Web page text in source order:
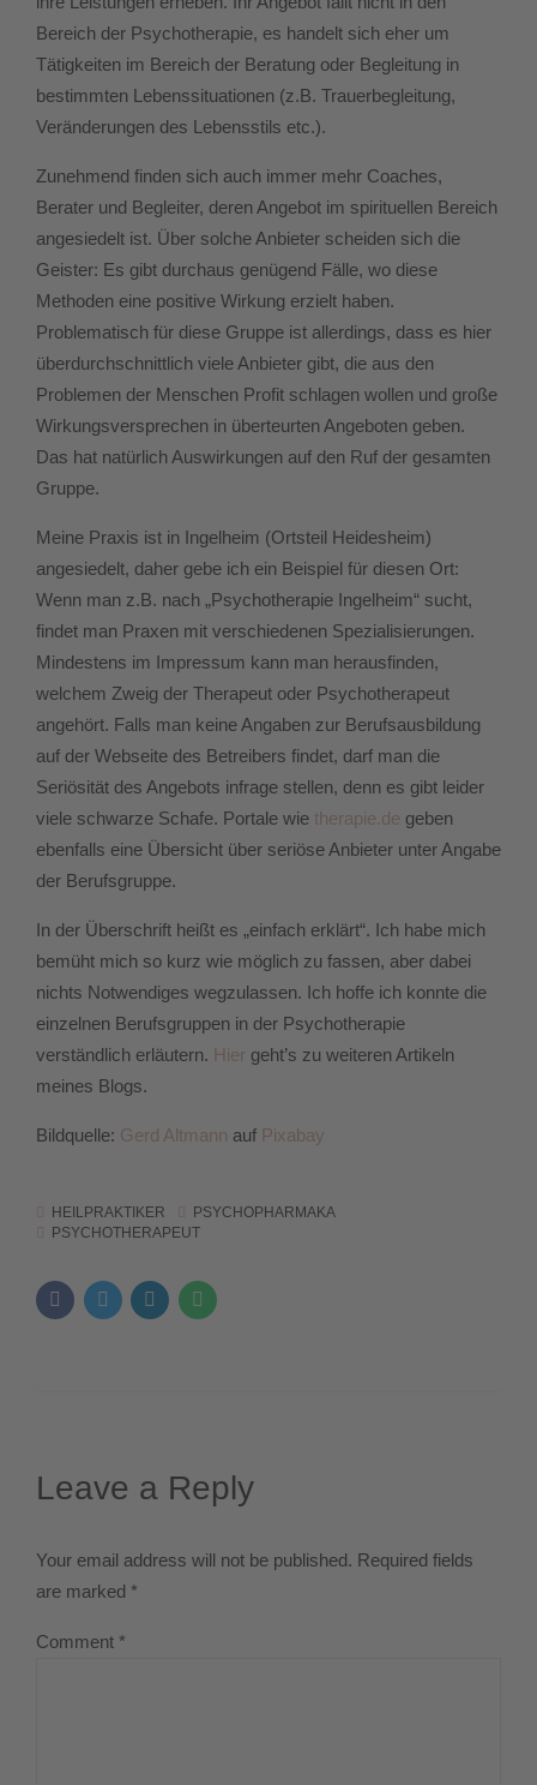
Bereich der Psychotherapie, es handelt sich eher um
Tätigkeiten im Bereich der Beratung oder Begleitung in
bestimmten Lebenssituationen (z.B. Trauerbegleitung,
Veränderungen des Lebensstils etc.).
Zunehmend finden sich auch immer mehr Coaches,
Berater und Begleiter, deren Angebot im spirituellen Bereich
angesiedelt ist. Über solche Anbieter scheiden sich die
Geister: Es gibt durchaus genügend Fälle, wo diese
Methoden eine positive Wirkung erzielt haben.
Problematisch für diese Gruppe ist allerdings, dass es hier
überdurchschnittlich viele Anbieter gibt, die aus den
Problemen der Menschen Profit schlagen wollen und große
Wirkungsversprechen in überteurten Angeboten geben.
Das hat natürlich Auswirkungen auf den Ruf der gesamten
Gruppe.
Meine Praxis ist in Ingelheim (Ortsteil Heidesheim)
angesiedelt, daher gebe ich ein Beispiel für diesen Ort:
Wenn man z.B. nach „Psychotherapie Ingelheim“ sucht,
findet man Praxen mit verschiedenen Spezialisierungen.
Mindestens im Impressum kann man herausfinden,
welchem Zweig der Therapeut oder Psychotherapeut
angehört. Falls man keine Angaben zur Berufsausbildung
auf der Webseite des Betreibers findet, darf man die
Seriösität des Angebots infrage stellen, denn es gibt leider
viele schwarze Schafe. Portale wie therapie.de geben
ebenfalls eine Übersicht über seriöse Anbieter unter Angabe
der Berufsgruppe.
In der Überschrift heißt es „einfach erklärt“. Ich habe mich
bemüht mich so kurz wie möglich zu fassen, aber dabei
nichts Notwendiges wegzulassen. Ich hoffe ich konnte die
einzelnen Berufsgruppen in der Psychotherapie
verständlich erläutern. Hier geht’s zu weiteren Artikeln
meines Blogs.
Bildquelle: Gerd Altmann auf Pixabay
HEILPRAKTIKER
PSYCHOPHARMAKA
PSYCHOTHERAPEUT
Leave a Reply
Your email address will not be published. Required fields
are marked *
Comment *